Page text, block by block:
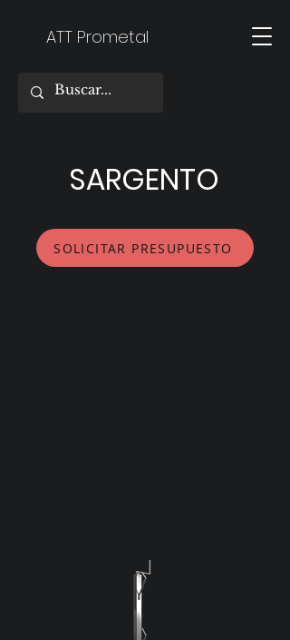
ATT Prometal
SARGENTO
SOLICITAR PRESUPUESTO